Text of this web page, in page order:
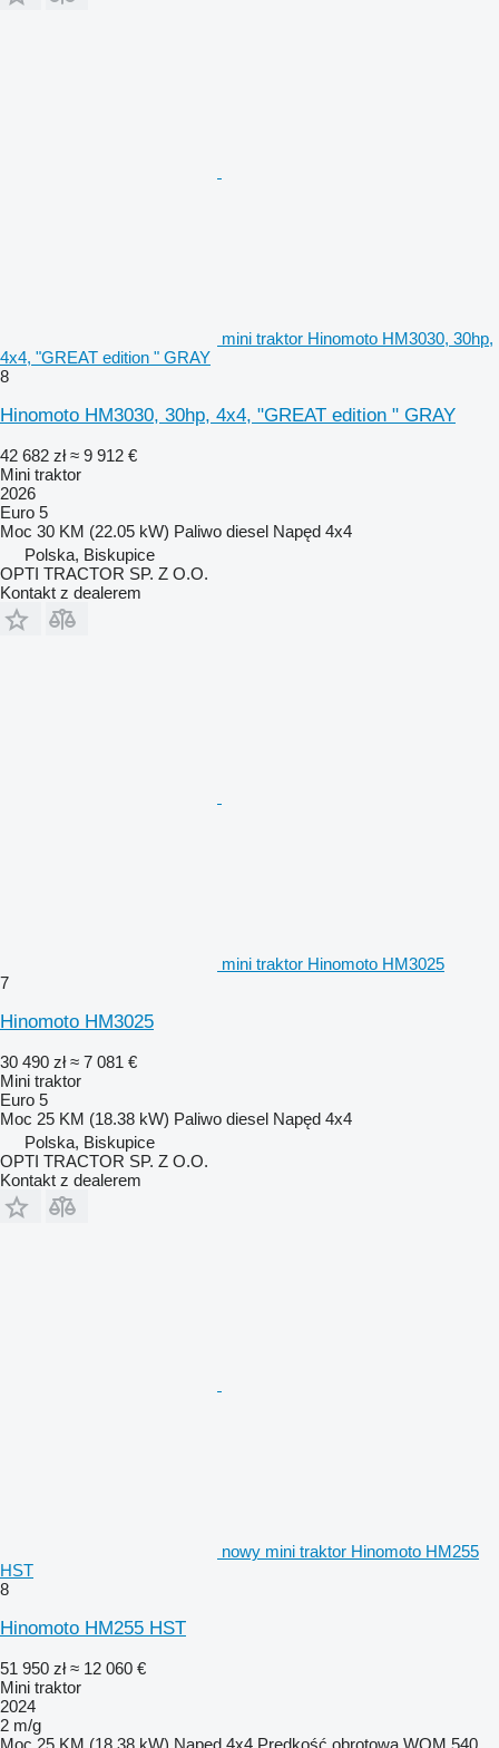
mini traktor Hinomoto HM3030, 30hp,
4x4, "GREAT edition " GRAY
8
Hinomoto HM3030, 30hp, 4x4, "GREAT edition " GRAY
42 682 zł ≈ 9 912 €
Mini traktor
2026
Euro 5
Moc 30 KM (22.05 kW) Paliwo diesel Napęd 4x4
Polska, Biskupice
OPTI TRACTOR SP. Z O.O.
Kontakt z dealerem
mini traktor Hinomoto HM3025
7
Hinomoto HM3025
30 490 zł ≈ 7 081 €
Mini traktor
Euro 5
Moc 25 KM (18.38 kW) Paliwo diesel Napęd 4x4
Polska, Biskupice
OPTI TRACTOR SP. Z O.O.
Kontakt z dealerem
nowy mini traktor Hinomoto HM255
HST
8
Hinomoto HM255 HST
51 950 zł ≈ 12 060 €
Mini traktor
2024
2 m/g
Moc 25 KM (18.38 kW) Napęd 4x4 Prędkość obrotowa WOM 540